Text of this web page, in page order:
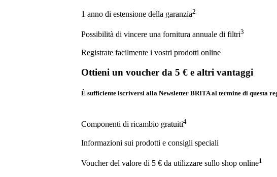
1 anno di estensione della garanzia2
Possibilità di vincere una fornitura annuale di filtri3
Registrate facilmente i vostri prodotti online
Ottieni un voucher da 5 € e altri vantaggi
È sufficiente iscriversi alla Newsletter BRITA al termine di questa
Componenti di ricambio gratuiti4
Informazioni sui prodotti e consigli speciali
Voucher del valore di 5 € da utilizzare sullo shop online1